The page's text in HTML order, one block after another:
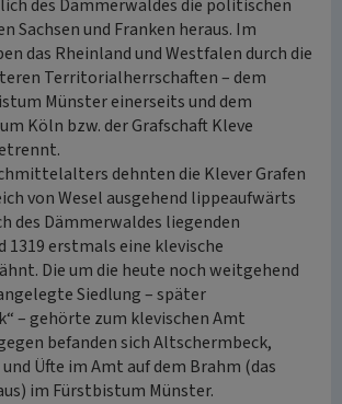
des Dämmerwaldes die politischen
Sachsen und Franken heraus. Im
das Rheinland und Westfalen durch die
Territorialherrschaften – dem
Münster einerseits und dem
Köln bzw. der Grafschaft Kleve
dehnten die Klever Grafen
von Wesel ausgehend lippeaufwärts
des Dämmerwaldes liegenden
1319 erstmals eine klevische
Die um die heute noch weitgehend
Siedlung – später
– gehörte zum klevischen Amt
befanden sich Altschermbeck,
Üfte im Amt auf dem Brahm (das
im Fürstbistum Münster.